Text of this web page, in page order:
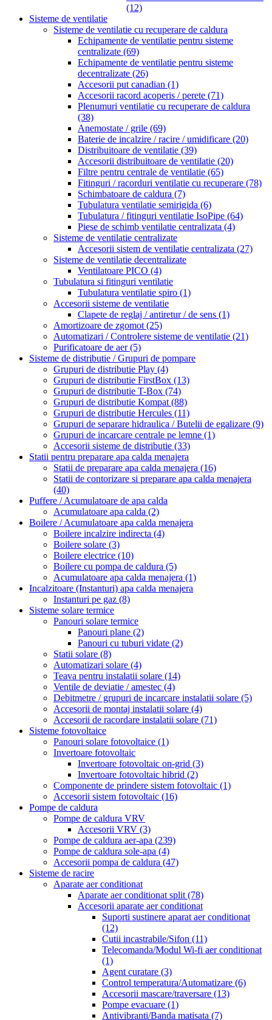
(12)
Sisteme de ventilatie
Sisteme de ventilatie cu recuperare de caldura
Echipamente de ventilatie pentru sisteme
centralizate (69)
Echipamente de ventilatie pentru sisteme
decentralizate (26)
Accesorii put canadian (1)
Accesorii racord acoperis / perete (71)
Plenumuri ventilatie cu recuperare de caldura
(38)
Anemostate / grile (69)
Baterie de incalzire / racire / umidificare (20)
Distribuitoare de ventilatie (39)
Accesorii distribuitoare de ventilatie (20)
Filtre pentru centrale de ventilatie (65)
Fitinguri / racorduri ventilatie cu recuperare (78)
Schimbatoare de caldura (7)
Tubulatura ventilatie semirigida (6)
Tubulatura / fitinguri ventilatie IsoPipe (64)
Piese de schimb ventilatie centralizata (4)
Sisteme de ventilatie centralizate
Accesorii sistem de ventilatie centralizata (27)
Sisteme de ventilatie decentralizate
Ventilatoare PICO (4)
Tubulatura si fitinguri ventilatie
Tubulatura ventilatie spiro (1)
Accesorii sisteme de ventilatie
Clapete de reglaj / antiretur / de sens (1)
Amortizoare de zgomot (25)
Automatizari / Controlere sisteme de ventilatie (21)
Purificatoare de aer(5)
Sisteme de distributie / Grupuri de pompare
Grupuri de distributie Play (4)
Grupuri de distributie FirstBox (13)
Grupuri de distributie T-Box (74)
Grupuri de distributie Kompat (88)
Grupuri de distributie Hercules (11)
Grupuri de separare hidraulica / Butelii de egalizare (9)
Grupuri de incarcare centrale pe lemne (1)
Accesorii sisteme de distributie (33)
Statii pentru preparare apa calda menajera
Statii de preparare apa calda menajera (16)
Statii de contorizare si preparare apa calda menajera
(40)
Puffere / Acumulatoare de apa calda
Acumulatoare apa calda (2)
Boilere / Acumulatoare apa calda menajera
Boilere incalzire indirecta (4)
Boilere solare (3)
Boilere electrice (10)
Boilere cu pompa de caldura (5)
Acumulatoare apa calda menajera (1)
Incalzitoare (Instanturi) apa calda menajera
Instanturi pe gaz (8)
Sisteme solare termice
Panouri solare termice
Panouri plane (2)
Panouri cu tuburi vidate (2)
Statii solare (8)
Automatizari solare (4)
Teava pentru instalatii solare (14)
Ventile de deviatie / amestec (4)
Debitmetre / grupuri de incarcare instalatii solare (5)
Accesorii de montaj instalatii solare (4)
Accesorii de racordare instalatii solare (71)
Sisteme fotovoltaice
Panouri solare fotovoltaice (1)
Invertoare fotovoltaic
Invertoare fotovoltaic on-grid (3)
Invertoare fotovoltaic hibrid (2)
Componente de prindere sistem fotovoltaic (1)
Accesorii sistem fotovoltaic (16)
Pompe de caldura
Pompe de caldura VRV
Accesorii VRV (3)
Pompe de caldura aer-apa (239)
Pompe de caldura sole-apa (4)
Accesorii pompa de caldura (47)
Sisteme de racire
Aparate aer conditionat
Aparate aer conditionat split (78)
Accesorii aparate aer conditionat
Suporti sustinere aparat aer conditionat
(12)
Cutii incastrabile/Sifon (11)
Telecomanda/Modul Wi-fi aer conditionat
(1)
Agent curatare (3)
Control temperatura/Automatizare (6)
Accesorii mascare/traversare (13)
Pompe evacuare (1)
Antivibranti/Banda matisata (7)